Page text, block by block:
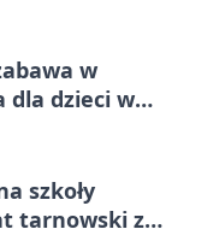
w
dla dzieci w
szkoły
tarnowski z